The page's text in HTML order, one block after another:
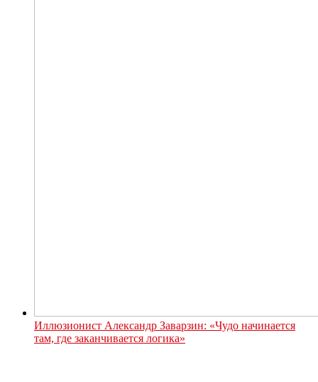
Иллюзионист Александр Заварзин: «Чудо начинается
там, где заканчивается логика»